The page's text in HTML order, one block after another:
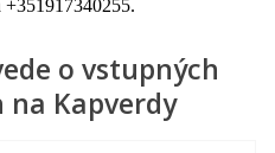
o vstupných
Kapverdy